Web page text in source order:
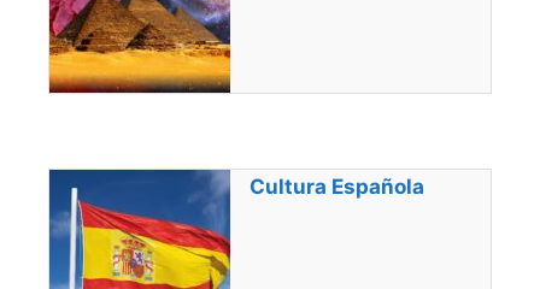
Cultura Española